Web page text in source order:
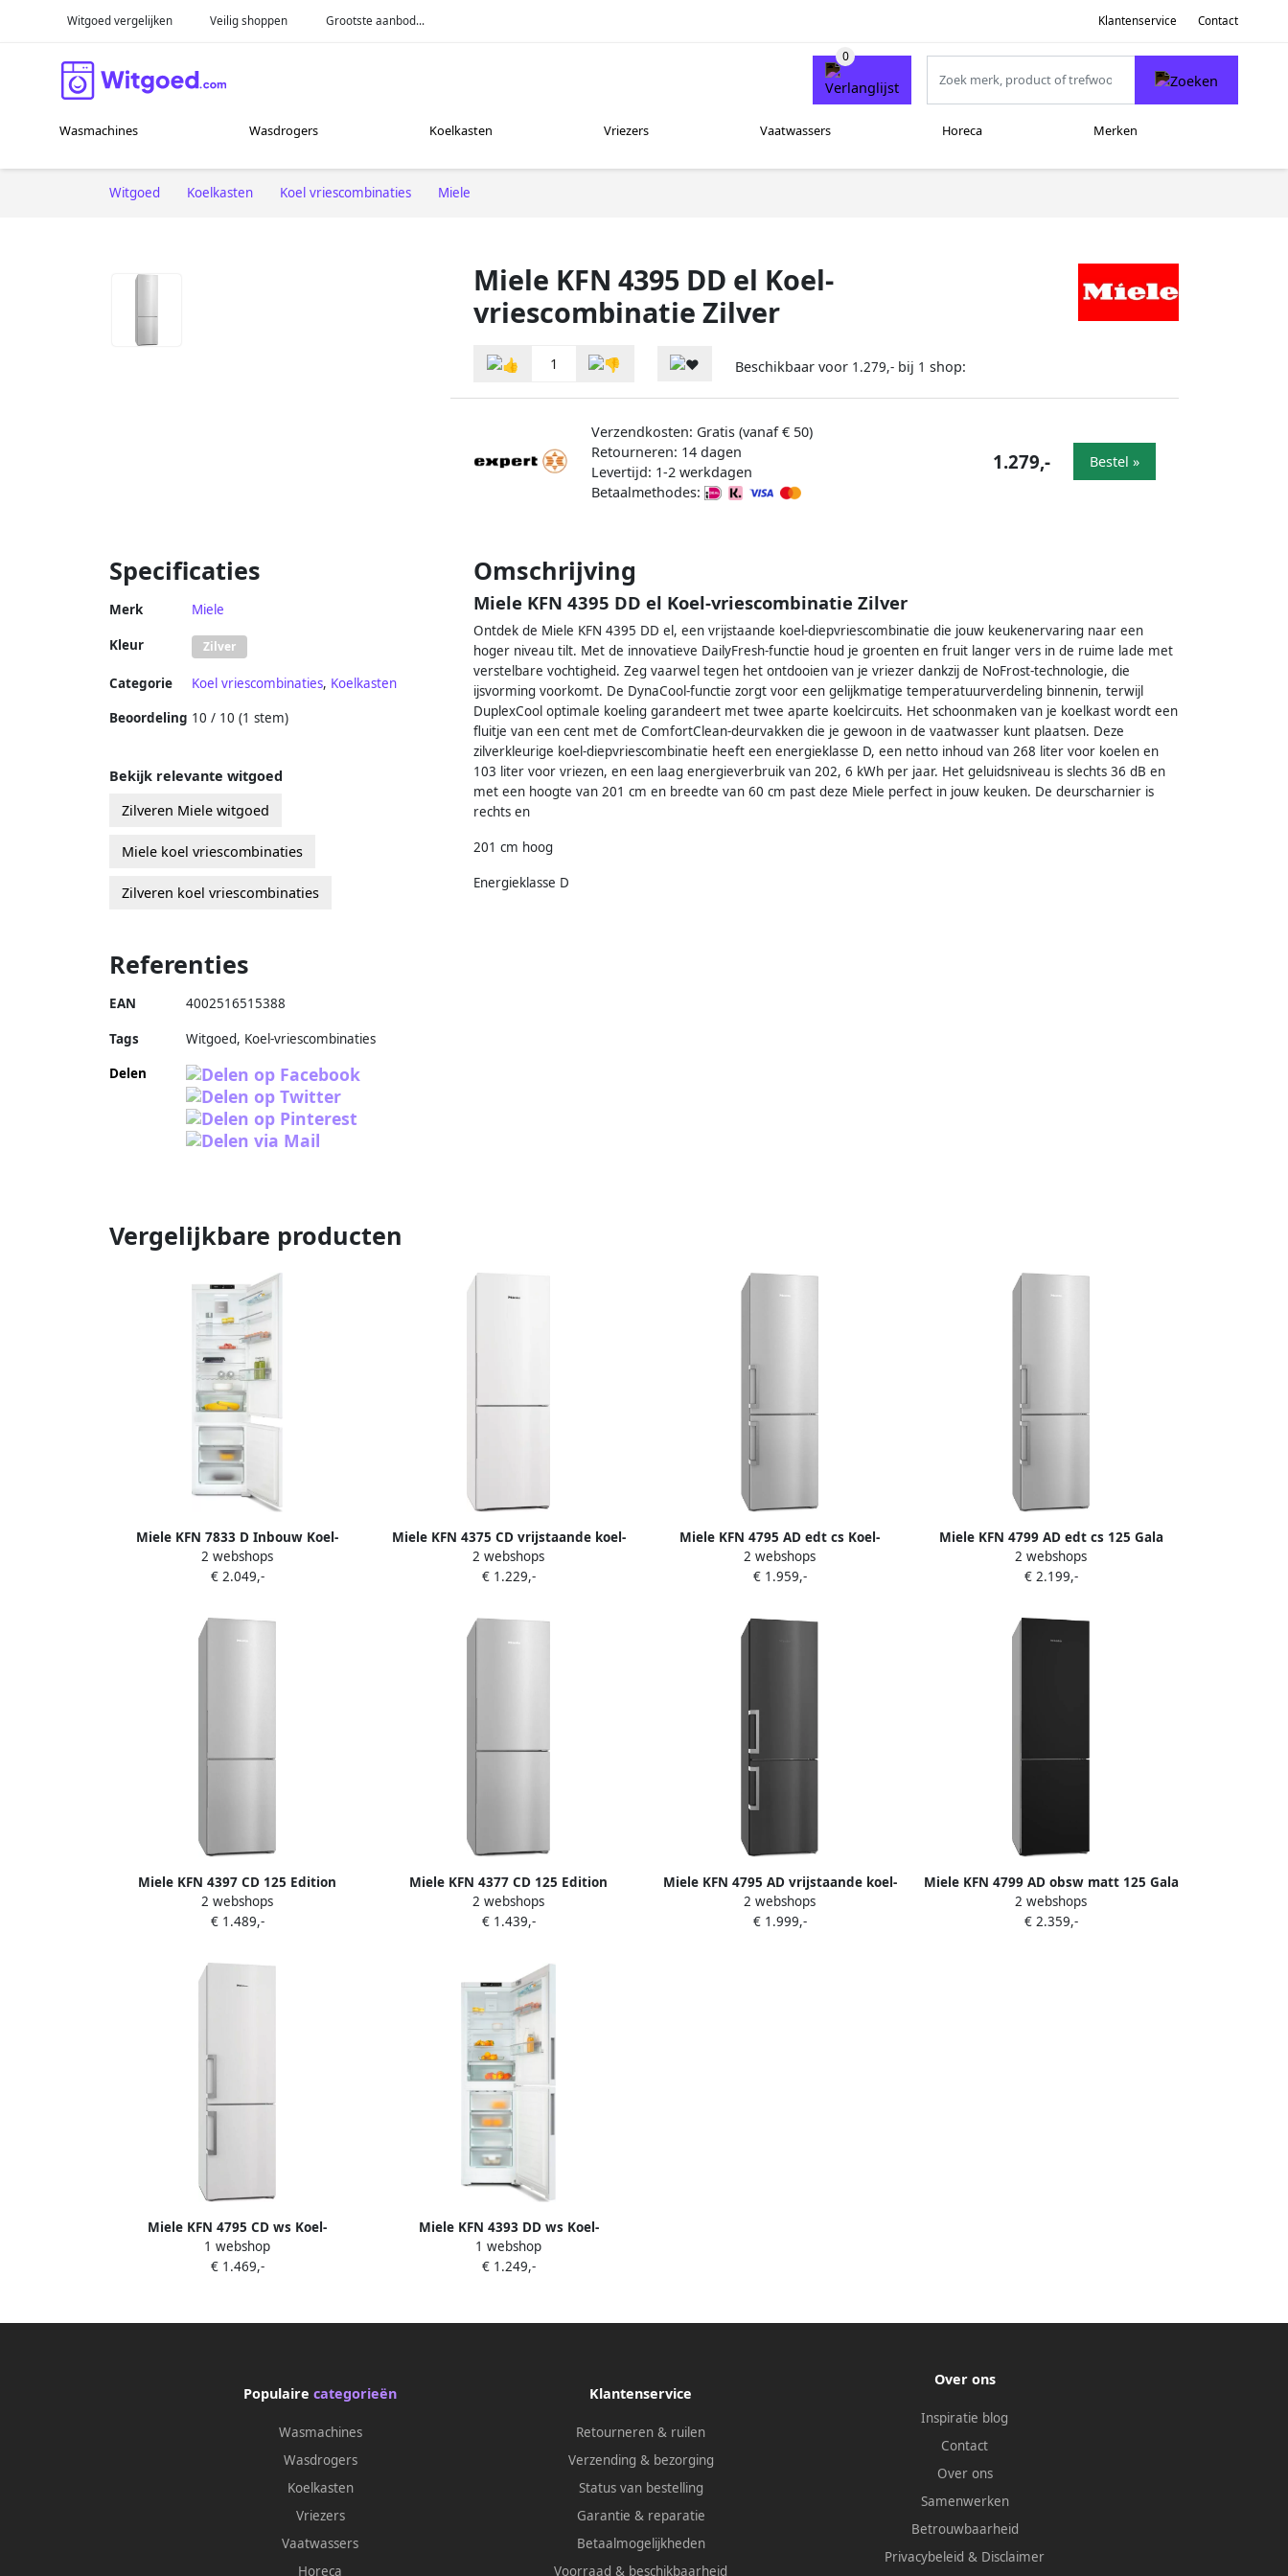
Witgoed vergelijken Veilig shoppen Grootste aanbod... Klantenservice Contact
Wasmachines Wasdrogers Koelkasten Vriezers Vaatwassers Horeca Merken
Witgoed Koelkasten Koel vriescombinaties Miele
Miele KFN 4395 DD el Koel-
vriescombinatie Zilver
1 Beschikbaar voor 1.279,- bij 1 shop:
Verzendkosten: Gratis (vanaf € 50)
Retourneren: 14 dagen
Levertijd: 1-2 werkdagen
Betaalmethodes:
1.279,- Bestel »
Specificaties
Merk Miele
Kleur Zilver
Categorie Koel vriescombinaties, Koelkasten
Beoordeling 10 / 10 (1 stem)
Omschrijving
Miele KFN 4395 DD el Koel-vriescombinatie Zilver
Ontdek de Miele KFN 4395 DD el, een vrijstaande koel-diepvriescombinatie die jouw keukenervaring naar een
hoger niveau tilt. Met de innovatieve DailyFresh-functie houd je groenten en fruit langer vers in de ruime lade met
verstelbare vochtigheid. Zeg vaarwel tegen het ontdooien van je vriezer dankzij de NoFrost-technologie, die
ijsvorming voorkomt. De DynaCool-functie zorgt voor een gelijkmatige temperatuurverdeling binnenin, terwijl
DuplexCool optimale koeling garandeert met twee aparte koelcircuits. Het schoonmaken van je koelkast wordt een
fluitje van een cent met de ComfortClean-deurvakken die je gewoon in de vaatwasser kunt plaatsen. Deze
zilverkleurige koel-diepvriescombinatie heeft een energieklasse D, een netto inhoud van 268 liter voor koelen en
103 liter voor vriezen, en een laag energieverbruik van 202, 6 kWh per jaar. Het geluidsniveau is slechts 36 dB en
met een hoogte van 201 cm en breedte van 60 cm past deze Miele perfect in jouw keuken. De deurscharnier is
rechts en
201 cm hoog
Energieklasse D
Bekijk relevante witgoed
Zilveren Miele witgoed
Miele koel vriescombinaties
Zilveren koel vriescombinaties
Referenties
EAN 4002516515388
Tags
Witgoed, Koel-vriescombinaties
Delen
Vergelijkbare producten
Miele KFN 7833 D Inbouw Koel-
vriescombinatie
2 webshops
€ 2.049,-
Miele KFN 4375 CD vrijstaande koel-
vriescombinatie
2 webshops
€ 1.229,-
Miele KFN 4795 AD edt cs Koel-
vriescombinatie Zilver
2 webshops
€ 1.959,-
Miele KFN 4799 AD edt cs 125 Gala
Edition Koel-vriescombinatie Zilver
2 webshops
€ 2.199,-
Miele KFN 4397 CD 125 Edition
vrijstaande koel-vriescombinatie
2 webshops
€ 1.489,-
Miele KFN 4377 CD 125 Edition
vrijstaande koel-vriescombinatie
2 webshops
€ 1.439,-
Miele KFN 4795 AD vrijstaande koel-
vriescombinatie
2 webshops
€ 1.999,-
Miele KFN 4799 AD obsw matt 125 Gala
Edition Koel-vriescombinatie Zwart
2 webshops
€ 2.359,-
Miele KFN 4795 CD ws Koel-
vriescombinatie Wit
1 webshop
€ 1.469,-
Miele KFN 4393 DD ws Koel-
vriescombinatie Wit
1 webshop
€ 1.249,-
Populaire categorieën
Wasmachines
Wasdrogers
Koelkasten
Vriezers
Vaatwassers
Horeca
Klantenservice
Retourneren & ruilen
Verzending & bezorging
Status van bestelling
Garantie & reparatie
Betaalmogelijkheden
Voorraad & beschikbaarheid
Over ons
Inspiratie blog
Contact
Over ons
Samenwerken
Betrouwbaarheid
Privacybeleid & Disclaimer